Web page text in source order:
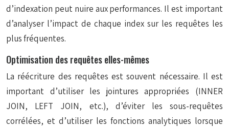
d’indexation peut nuire aux performances. Il est important
d’analyser l’impact de chaque index sur les requêtes les
plus fréquentes.
Optimisation des requêtes elles-mêmes
La réécriture des requêtes est souvent nécessaire. Il est
important d’utiliser les jointures appropriées (INNER
JOIN, LEFT JOIN, etc.), d’éviter les sous-requêtes
corrélées, et d’utiliser les fonctions analytiques lorsque